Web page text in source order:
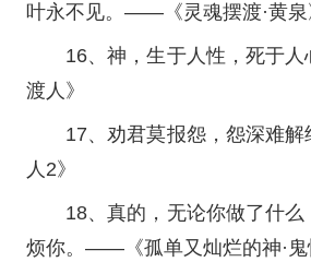
叶永不见。——《灵魂摆渡·黄泉
16、神，生于人性，死于
渡人》
17、劝君莫报怨，怨深难
人2》
18、真的，无论你做了什
烦你。——《孤单又灿烂的神·鬼